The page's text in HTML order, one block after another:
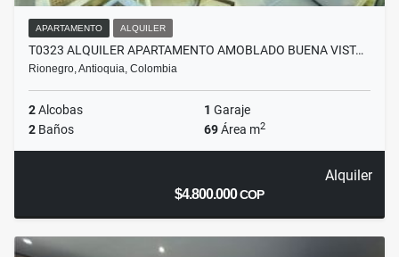
APARTAMENTO ALQUILER
T0323 ALQUILER APARTAMENTO AMOBLADO BUENA VIST…
Rionegro, Antioquia, Colombia
2Alcobas 1 Garaje
2 Baños 69Área m2
Alquiler
$4.800.000COP